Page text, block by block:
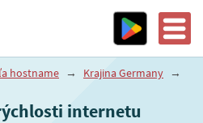
hostname → Krajina Germany →
internetu